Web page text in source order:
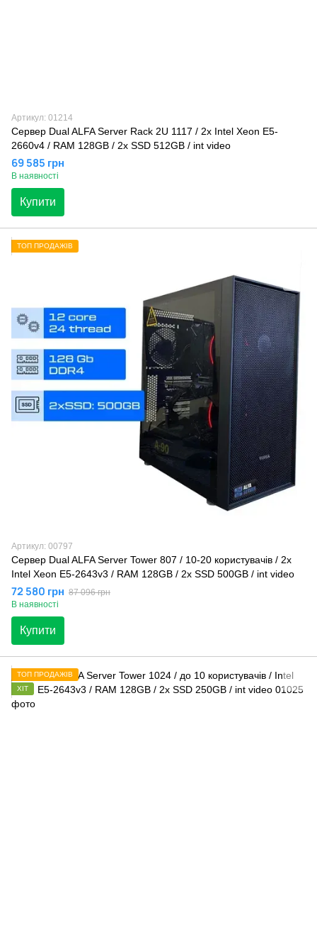
Артикул: 01214
Сервер Dual ALFA Server Rack 2U 1117 / 2х Intel Xeon E5-
2660v4 / RAM 128GB / 2x SSD 512GB / int video
69 585 грн
В наявності
Купити
ТОП ПРОДАЖІВ
Артикул: 00797
Сервер Dual ALFA Server Tower 807 / 10-20 кopиcтувaчів / 2х
Intel Xeon E5-2643v3 / RAM 128GB / 2x SSD 500GB / int video
72 580 грн 87 096 грн
В наявності
Купити
ТОП ПРОДАЖІВ
ХІТ